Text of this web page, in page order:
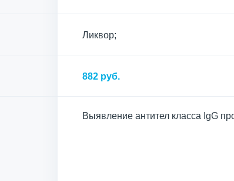
Ликвор;
882 руб.
Выявление антител класса IgG